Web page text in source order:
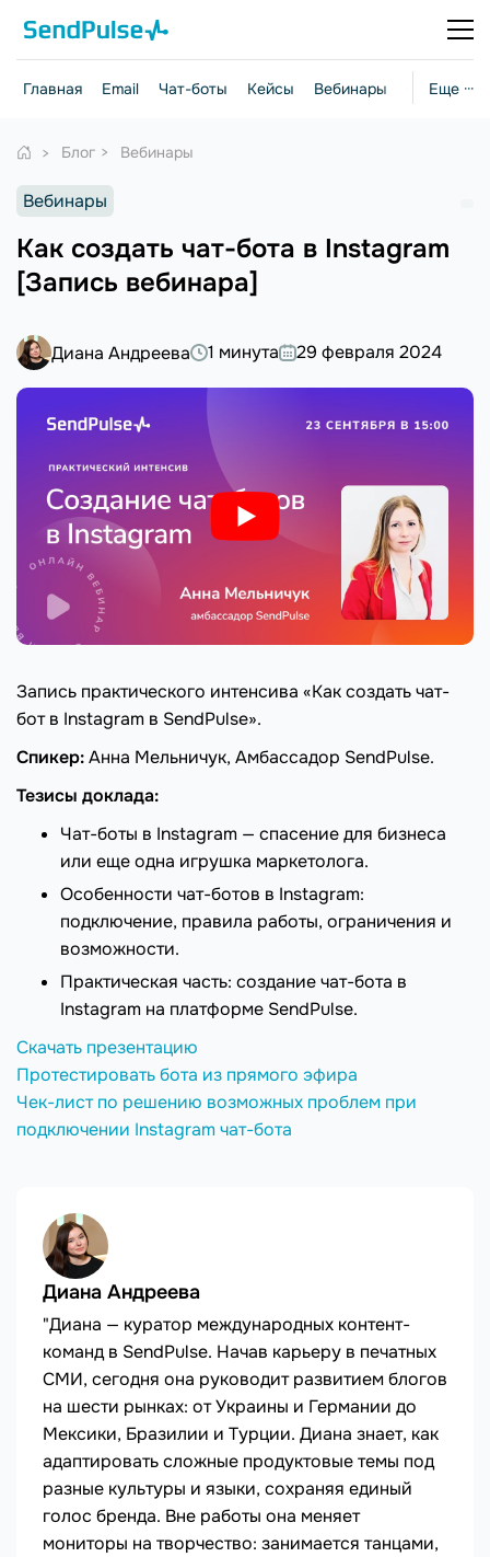
Еще ···
Главная Email Чат-боты Кейсы Вебинары Стратегии
Блог Вебинары
Вебинары
Как создать чат-бота в Instagram
[Запись вебинара]
Диана Андреева 1 минута 29 февраля 2024
Запись практического интенсива «Как создать чат-
бот в Instagram в SendPulse».
Спикер:Анна Мельничук, Амбассадор SendPulse.
Тезисы доклада:
Чат-боты в Instagram — спасение для бизнеса
или еще одна игрушка маркетолога.
Особенности чат-ботов в Instagram:
подключение, правила работы, ограничения и
возможности.
Практическая часть: создание чат-бота в
Instagram на платформе SendPulse.
Скачать презентацию
Протестировать бота из прямого эфира
Чек-лист по решению возможных проблем при
подключении Instagram чат-бота
Диана Андреева
"Диана — куратор международных контент-
команд в SendPulse. Начав карьеру в печатных
СМИ, сегодня она руководит развитием блогов
на шести рынках: от Украины и Германии до
Мексики, Бразилии и Турции. Диана знает, как
адаптировать сложные продуктовые темы под
разные культуры и языки, сохраняя единый
голос бренда. Вне работы она меняет
мониторы на творчество: занимается танцами,